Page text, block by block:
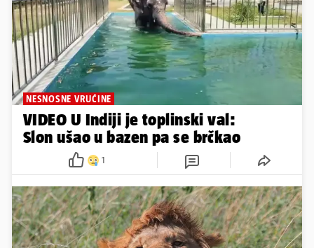
NESNOSNE VRUĆINE
VIDEO U Indiji je toplinski val:
Slon ušao u bazen pa se brčkao
1